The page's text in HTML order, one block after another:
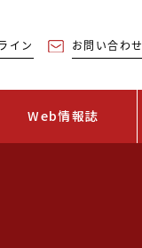
イン お問い合わせ
Web情報誌